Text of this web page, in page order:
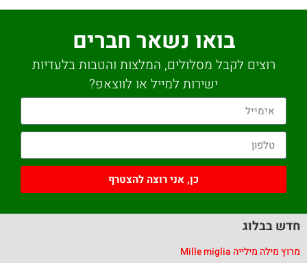
בואו נשאר חברים
רוצים לקבל מסלולים, המלצות והטבות בלעדיות
ישירות למייל או לווצאפ?
כן, אני רוצה להצטרף
חדש בבלוג
מרוץ מילה מילייה Mille miglia